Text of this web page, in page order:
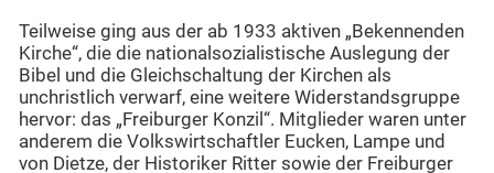
Teilweise ging aus der ab 1933 aktiven „Bekennenden
Kirche“, die die nationalsozialistische Auslegung der
Bibel und die Gleichschaltung der Kirchen als
unchristlich verwarf, eine weitere Widerstandsgruppe
hervor: das „Freiburger Konzil“. Mitglieder waren unter
anderem die Volkswirtschaftler Eucken, Lampe und
von Dietze, der Historiker Ritter sowie der Freiburger